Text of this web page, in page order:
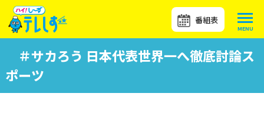
番組表
＃サカろう 日本代表世界一へ徹底討論ス
ポーツ